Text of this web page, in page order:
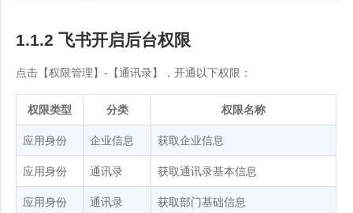
1.1.2 飞书开启后台权限
点击【权限管理】-【通讯录】，开通以下权限：
权限类型 分类 权限名称
应用身份 企业信息 获取企业信息
应用身份 通讯录 获取通讯录基本信息
应用身份 通讯录 获取部门基础信息